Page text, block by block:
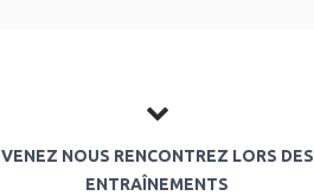
VENEZ NOUS RENCONTREZ LORS DES
ENTRAÎNEMENTS